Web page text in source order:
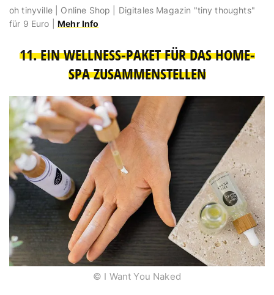
oh tinyville | Online Shop | Digitales Magazin "tiny thoughts"
für 9 Euro |Mehr Info
11. EIN WELLNESS-PAKET FÜR DAS HOME-
SPA ZUSAMMENSTELLEN
© I Want You Naked